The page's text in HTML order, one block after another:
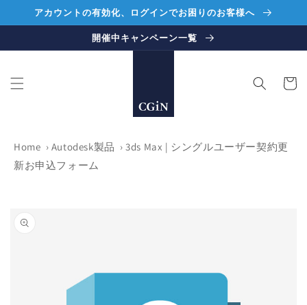
ンツに
進む
アカウントの有効化、ログインでお困りのお客様へ
開催中キャンペーン一覧
ー
Home › Autodesk製品 › 3ds Max | シングルユーザー契約更
新お申込フォーム
報にス